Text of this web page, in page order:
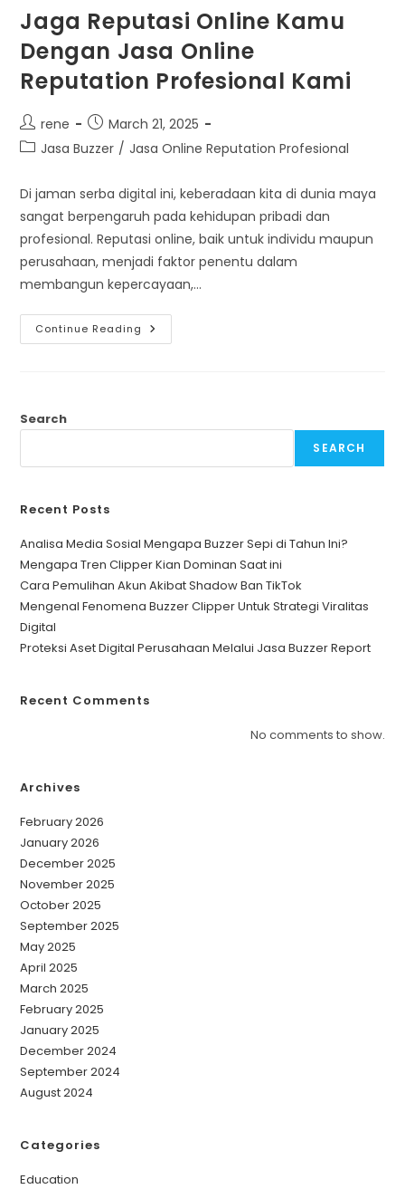
Jaga Reputasi Online Kamu
Dengan Jasa Online
Reputation Profesional Kami
Post
author:
rene
Post
published:
March 21, 2025
PostJasa Buzzer / Jasa Online Reputation Profesional
Di jaman serba digital ini, keberadaan kita di dunia maya
sangat berpengaruh pada kehidupan pribadi dan
profesional. Reputasi online, baik untuk individu maupun
perusahaan, menjadi faktor penentu dalam
membangun kepercayaan,…
Continue Reading Jaga
Reputasi
Profesional
Search
SEARCH
Recent Posts
Analisa Media Sosial Mengapa Buzzer Sepi di Tahun Ini?
Mengapa Tren Clipper Kian Dominan Saat ini
Cara Pemulihan Akun Akibat Shadow Ban TikTok
Mengenal Fenomena Buzzer Clipper Untuk Strategi Viralitas
Digital
Proteksi Aset Digital Perusahaan Melalui Jasa Buzzer Report
Recent Comments
No comments to show.
Archives
February 2026
January 2026
December 2025
November 2025
October 2025
September 2025
May 2025
April 2025
March 2025
February 2025
January 2025
December 2024
September 2024
August 2024
Categories
Education